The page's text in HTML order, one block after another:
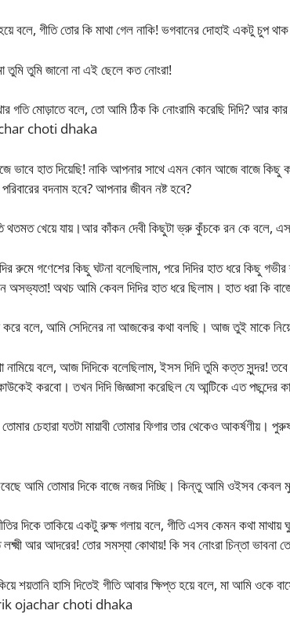
বলে, গীতি তোর কি মাথা গেল নাকি! ভগবানের দোহাই একটু চুপ
তুমি তুমি জানো না এই ছেলে কত নোংরা!
গতি মোড়াতে বলে, তো আমি ঠিক কি নোংরামি করেছি দিদি? আর
choti dhaka
ভাবে হাত দিয়েছি! নাকি আপনার সাথে এমন কোন আজে বাজে
বদনাম হবে? আপনার জীবন নষ্ট হবে?
থতমত খেয়ে যায়।আর কাঁকন দেবী কিছুটা ভ্রু কুঁচকে রন কে বলে,
রুমে গণেশের কিছু ঘটনা বলেছিলাম, পরে দিদির হাত ধরে কিছু
অসভ্যতা! অথচ আমি কেবল দিদির হাত ধরে ছিলাম। হাত ধরা কি
বলে, আমি সেদিনের না আজকের কথা বলছি। আজ তুই মাকে
নামিয়ে বলে, আজ দিদিকে বলেছিলাম, ইসস দিদি তুমি কত্ত সুন্দর!
করবো। তখন দিদি জিজ্ঞাসা করেছিল যে আন্টিকে এত পছন্দের
চেহারা যতটা মায়াবী তোমার ফিগার তার থেকেও
আমি তোমার দিকে বাজে নজর দিচ্ছি। কিন্তু আমি ওইসব কেবল
দিকে তাকিয়ে একটু রুক্ষ গলায় বলে, গীতি এসব কেমন কথা
লক্ষ্মী আর আদরের! তোর সমস্যা কোথায়! কি সব নোংরা চিন্তা ভাবনা
শয়তানি হাসি দিতেই গীতি আবার ক্ষিপ্ত হয়ে বলে, মা আমি ওকে
ojachar choti dhaka